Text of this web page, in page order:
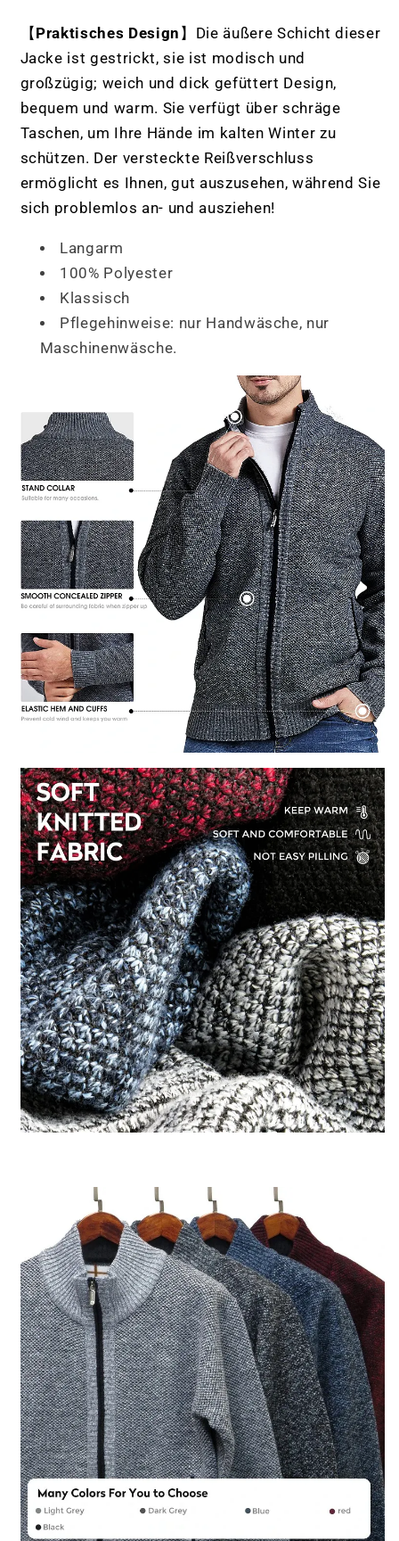
【 Praktisches Design 】Die äußere Schicht dieser
Jacke ist gestrickt, sie ist modisch und
großzügig; weich und dick gefüttert Design,
bequem und warm. Sie verfügt über schräge
Taschen, um Ihre Hände im kalten Winter zu
schützen. Der versteckte Reißverschluss
ermöglicht es Ihnen, gut auszusehen, während Sie
sich problemlos an- und ausziehen!
Langarm
100% Polyester
Klassisch
Pflegehinweise: nur Handwäsche, nur
Maschinenwäsche.